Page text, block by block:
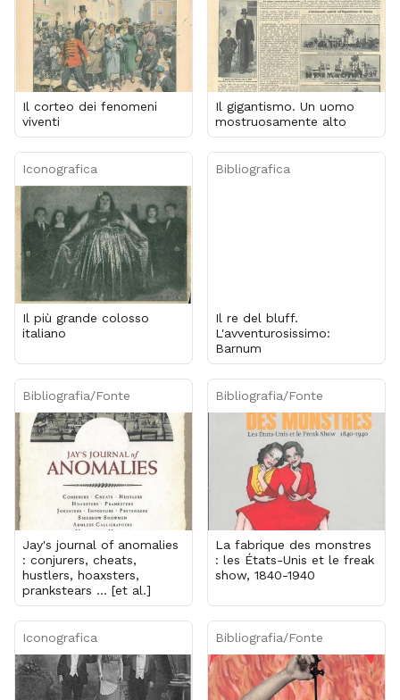
Il corteo dei fenomeni
viventi
Il gigantismo. Un uomo
mostruosamente alto
Iconografica
Il più grande colosso
italiano
Bibliografica
Il re del bluff.
L'avventurosissimo:
Barnum
Bibliografia/Fonte
Jay's journal of anomalies
: conjurers, cheats,
hustlers, hoaxsters,
prankstears ... [et al.]
Bibliografia/Fonte
La fabrique des monstres
: les États-Unis et le freak
show, 1840-1940
Iconografica Bibliografia/Fonte